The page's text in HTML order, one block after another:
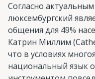
Согласно
люксембургский
общения для 49%
Катрин Миллим
что в условиях
национальный язык